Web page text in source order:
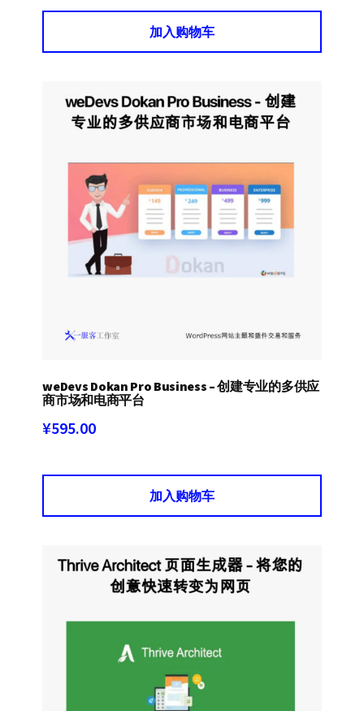
加入购物车
weDevs Dokan Pro Business – 创建专业的多供应
商市场和电商平台
¥595.00
加入购物车